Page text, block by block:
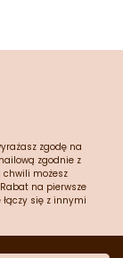
zgodę na
zgodnie z
chwili możesz
na pierwsze
się z innymi